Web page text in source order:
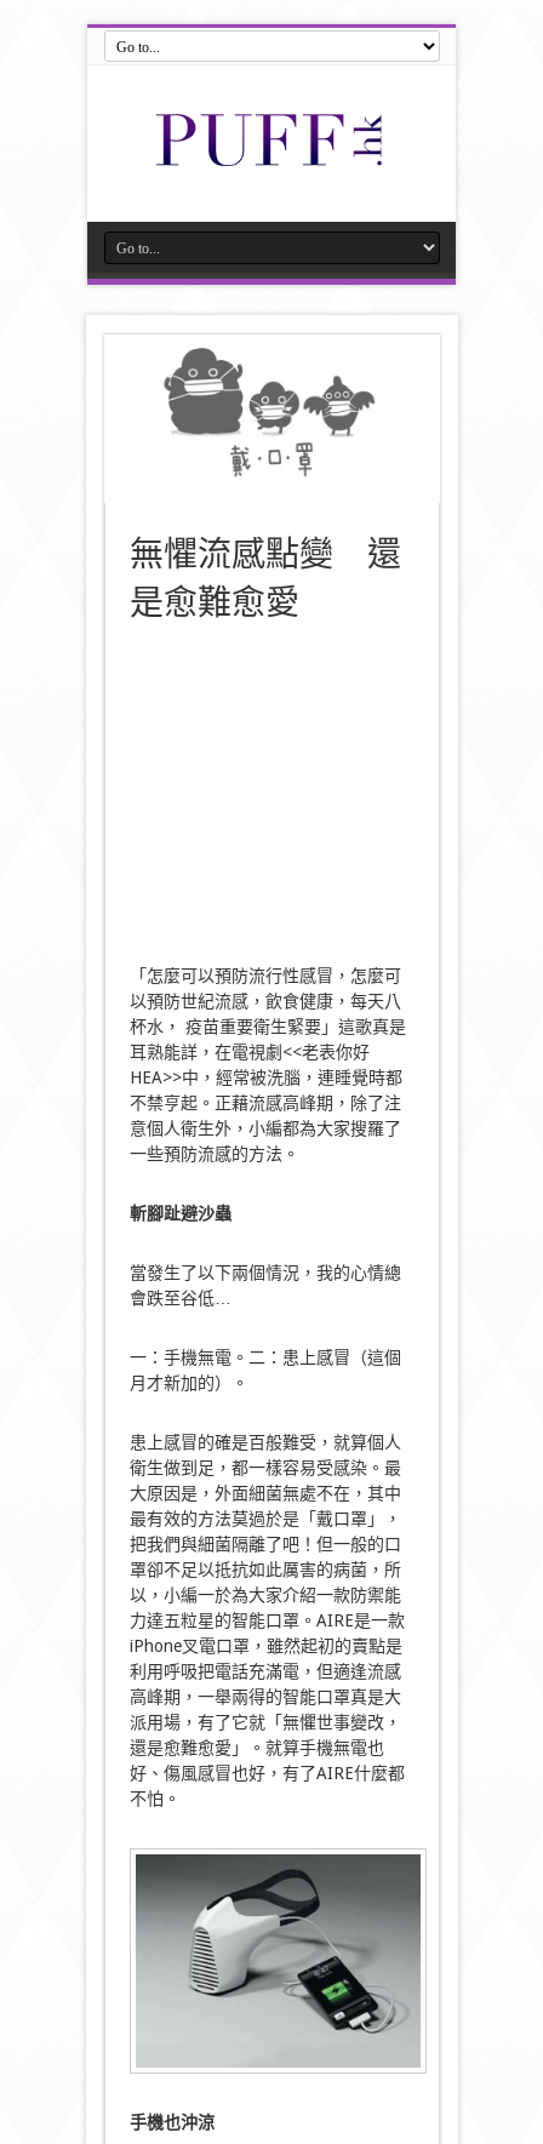
無懼流感點變 還
是愈難愈愛
「怎麼可以預防流行性感冒，怎麼可
以預防世紀流感，飲食健康，每天八
杯水， 疫苗重要衛生緊要」這歌真是
耳熟能詳，在電視劇<<老表你好
HEA>>中，經常被洗腦，連睡覺時都
不禁亨起。正藉流感高峰期，除了注
意個人衛生外，小編都為大家搜羅了
一些預防流感的方法。
斬腳趾避沙蟲
當發生了以下兩個情況，我的心情總
會跌至谷低…
一：手機無電。二：患上感冒（這個
月才新加的）。
患上感冒的確是百般難受，就算個人
衛生做到足，都一樣容易受感染。最
大原因是，外面細菌無處不在，其中
最有效的方法莫過於是「戴口罩」，
把我們與細菌隔離了吧！但一般的口
罩卻不足以抵抗如此厲害的病菌，所
以，小編一於為大家介紹一款防禦能
力達五粒星的智能口罩。AIRE是一款
iPhone叉電口罩，雖然起初的賣點是
利用呼吸把電話充滿電，但適逢流感
高峰期，一舉兩得的智能口罩真是大
派用場，有了它就「無懼世事變改，
還是愈難愈愛」。就算手機無電也
好、傷風感冒也好，有了AIRE什麼都
不怕。
手機也沖涼